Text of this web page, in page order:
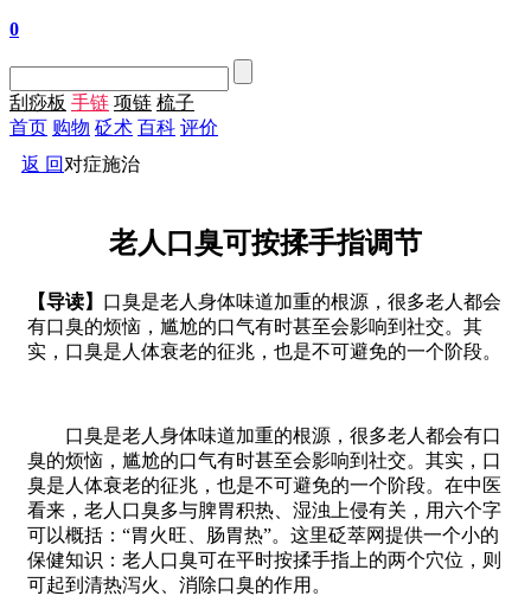
0
刮痧板 手链 项链 梳子
首页 购物 砭术 百科 评价
返 回 对症施治
老人口臭可按揉手指调节
【导读】 口臭是老人身体味道加重的根源，很多老人都会
有口臭的烦恼，尴尬的口气有时甚至会影响到社交。其
实，口臭是人体衰老的征兆，也是不可避免的一个阶段。
口臭是老人身体味道加重的根源，很多老人都会有口
臭的烦恼，尴尬的口气有时甚至会影响到社交。其实，口
臭是人体衰老的征兆，也是不可避免的一个阶段。在中医
看来，老人口臭多与脾胃积热、湿浊上侵有关，用六个字
可以概括：“胃火旺、肠胃热”。这里砭萃网提供一个小的
保健知识：老人口臭可在平时按揉手指上的两个穴位，则
可起到清热泻火、消除口臭的作用。